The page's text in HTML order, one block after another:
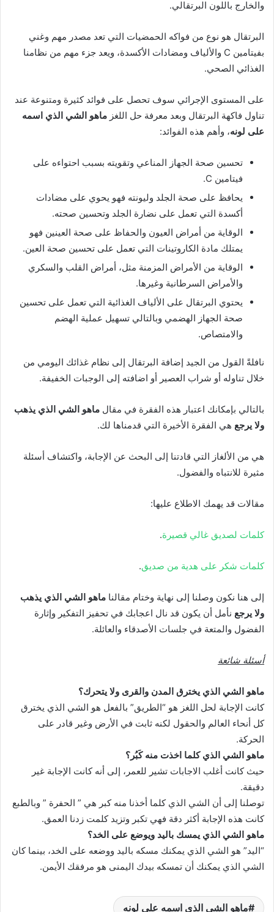
والخارج باللون البرتقالي.
البرتقال هو نوع من فواكه الحمضيات التي تعد مصدر مهم وغني
بفيتامين C والألياف ومضادات الأكسدة، ويعد جزء مهم من نظامنا
الغذائي الصحي.
على المستوى الإجرائي سوف تحصل على فوائد كثيرة ومتنوعة عند
تناول فاكهة البرتقال وبعد معرفة حل اللغز ماهو الشي الذي اسمه
على لونه، وأهم هذه الفوائد:
تحسين صحة الجهاز المناعي وتقويته بسبب احتواءه على
فيتامين C.
يحافظ على صحة الجلد وليونته فهو يحوي على مضادات
أكسدة التي تعمل على نضارة الجلد وتحسين صحته.
الوقاية من أمراض العيون والحفاظ على صحة العينين فهو
يمتلك مادة الكاروتينات التي تعمل على تحسين صحة العين.
الوقاية من الأمراض المزمنة مثل، أمراض القلب والسكري
والأمراض السرطانية وغيرها.
يحتوي البرتقال على الألياف الغذائية التي تعمل على تحسين
صحة الجهاز الهضمي وبالتالي تسهيل عملية الهضم
والامتصاص.
نافلةً القول من الجيد إضافة البرتقال إلى نظام غذائك اليومي من
خلال تناوله أو شراب العصير أو اضافته إلى الوجبات الخفيفة.
بالتالي بإمكانك اعتبار هذه الفقرة في مقال ماهو الشي الذي يذهب
ولا يرجع هي الفقرة الأخيرة التي قدمناها لك.
هي من الألغاز التي قادتنا إلى البحث عن الإجابة، واكتشاف أسئلة
مثيرة للانتباه والفضول.
مقالات قد يهمك الاطلاع عليها:
كلمات لصديق غالي قصيرة.
كلمات شكر على هدية من صديق.
إلى هنا نكون وصلنا إلى نهاية وختام مقالنا ماهو الشي الذي يذهب
ولا يرجع نأمل أن يكون قد نال اعجابك في تحفيز التفكير وإثارة
الفضول والمتعة في جلسات الأصدقاء والعائلة.
أسئلة شائعة
ماهو الشي الذي يخترق المدن والقرى ولا يتحرك؟
كانت الإجابة لحل اللغز هو “الطريق” بالفعل هو الشي الذي يخترق
كل أنحاء العالم والحقول لكنه ثابت في الأرض وغير قادر على
الحركة.
ماهو الشي الذي كلما اخذت منه كَبُر؟
حيث كانت أغلب الاجابات تشير للعمر، إلى أنه كانت الإجابة غير
دقيقة.
توصلنا إلى أن الشي الذي كلما أخذنا منه كبر هي ” الحفرة ” وبالطبع
كانت هذه الإجابة أكثر دقة فهي تكبر وتزيد كلمت زدنا العمق.
ماهو الشي الذي يمسك باليد ويوضع على الخد؟
“اليد” هو الشي الذي يمكنك مسكه باليد ووضعه على الخد، بينما كان
الشي الذي يمكنك أن تمسكه بيدك اليمنى هو مرفقك الأيمن.
ماهو الشي الذي اسمه على لونه